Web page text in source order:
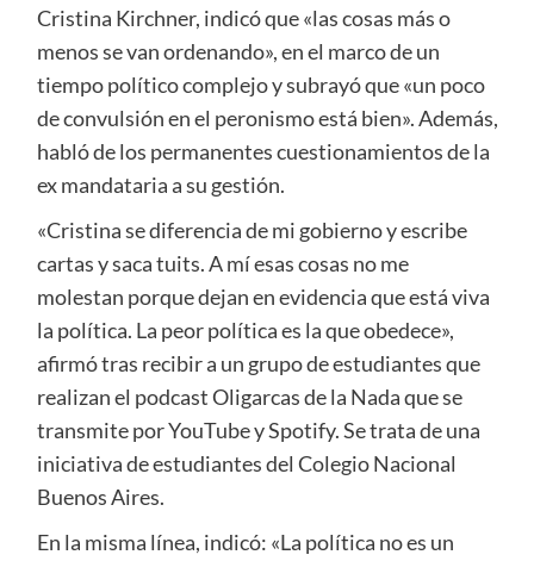
Cristina Kirchner, indicó que «las cosas más o
menos se van ordenando», en el marco de un
tiempo político complejo y subrayó que «un poco
de convulsión en el peronismo está bien». Además,
habló de los permanentes cuestionamientos de la
ex mandataria a su gestión.
«Cristina se diferencia de mi gobierno y escribe
cartas y saca tuits. A mí esas cosas no me
molestan porque dejan en evidencia que está viva
la política. La peor política es la que obedece»,
afirmó tras recibir a un grupo de estudiantes que
realizan el podcast Oligarcas de la Nada que se
transmite por YouTube y Spotify. Se trata de una
iniciativa de estudiantes del Colegio Nacional
Buenos Aires.
En la misma línea, indicó: «La política no es un